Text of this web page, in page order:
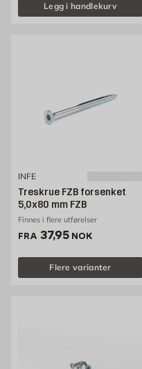
Legg i handlekurv
INFE
Treskrue FZB forsenket
5,0x80 mm FZB
Finnes i flere utførelser
FRA Pris 37.95 NOK /stk
37,95 NOK
Flere varianter